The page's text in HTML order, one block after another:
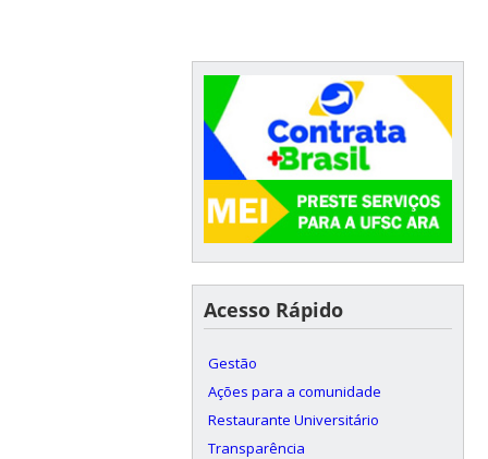
Acesso Rápido
Gestão
Ações para a comunidade
Restaurante Universitário
Transparência